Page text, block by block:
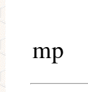
mp